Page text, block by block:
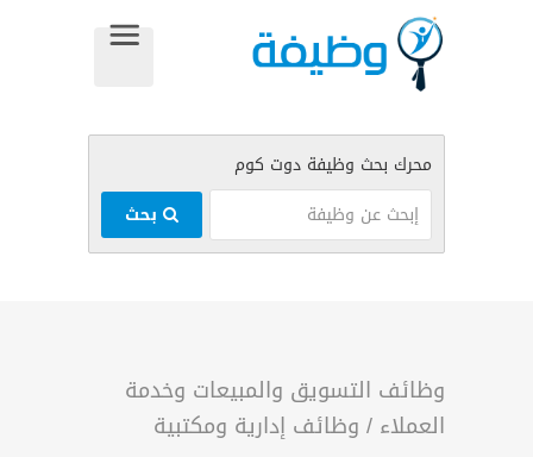
وظائف التسويق والمبيعات وخدمة
العملاء / وظائف إدارية ومكتبية